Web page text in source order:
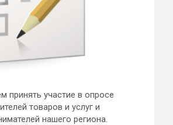
принять участие в опросе
товаров и услуг и
нашего региона.